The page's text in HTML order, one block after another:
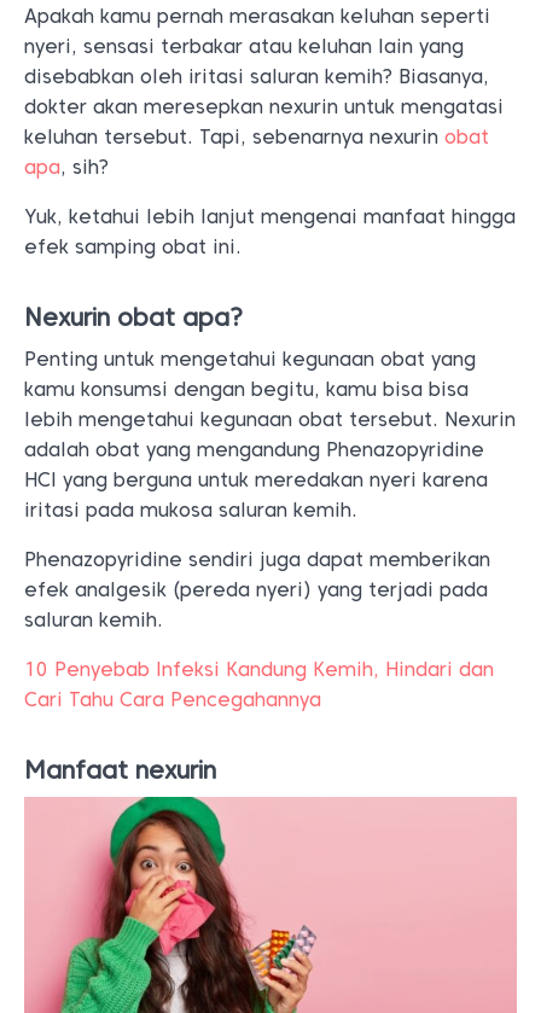
Apakah kamu pernah merasakan keluhan seperti
nyeri, sensasi terbakar atau keluhan lain yang
disebabkan oleh iritasi saluran kemih? Biasanya,
dokter akan meresepkan nexurin untuk mengatasi
keluhan tersebut. Tapi, sebenarnya nexurin obat
apa, sih?
Yuk, ketahui lebih lanjut mengenai manfaat hingga
efek samping obat ini.
Nexurin obat apa?
Penting untuk mengetahui kegunaan obat yang
kamu konsumsi dengan begitu, kamu bisa bisa
lebih mengetahui kegunaan obat tersebut. Nexurin
adalah obat yang mengandung Phenazopyridine
HCl yang berguna untuk meredakan nyeri karena
iritasi pada mukosa saluran kemih.
Phenazopyridine sendiri juga dapat memberikan
efek analgesik (pereda nyeri) yang terjadi pada
saluran kemih.
10 Penyebab Infeksi Kandung Kemih, Hindari dan
Cari Tahu Cara Pencegahannya
Manfaat nexurin